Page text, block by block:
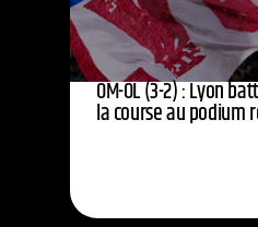
OM-OL (3-2) : Lyon
la course au podium